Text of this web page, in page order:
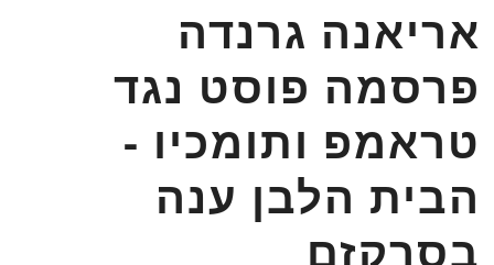
אריאנה גרנדה
פרסמה פוסט נגד
טראמפ ותומכיו -
הבית הלבן ענה
בסרקזם